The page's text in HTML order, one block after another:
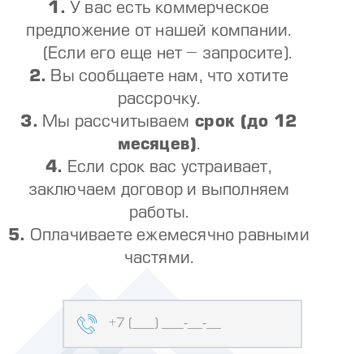
1. У вас есть коммерческое
предложение от нашей компании.
(Если его еще нет – запросите).
2. Вы сообщаете нам, что хотите
рассрочку.
3. Мы рассчитываем срок (до 12
месяцев).
4. Если срок вас устраивает,
заключаем договор и выполняем
работы.
5. Оплачиваете ежемесячно равными
частями.